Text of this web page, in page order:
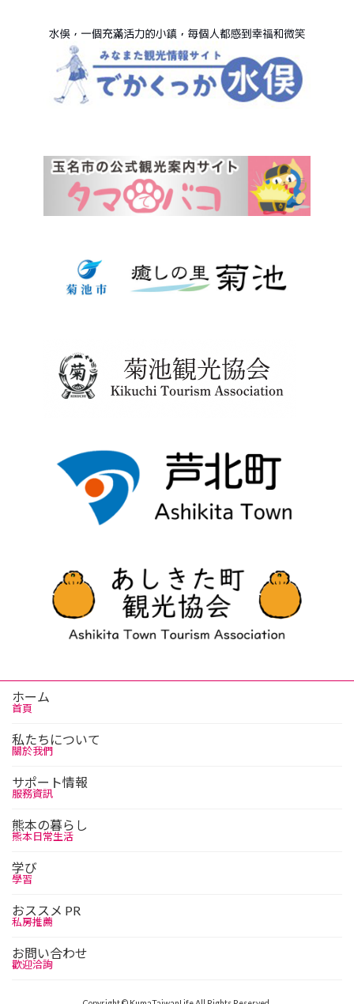
ホーム
首頁
私たちについて
關於我們
サポート情報
服務資訊
熊本の暮らし
熊本日常生活
学び
學習
おススメ PR
私房推薦
お問い合わせ
歡迎洽詢